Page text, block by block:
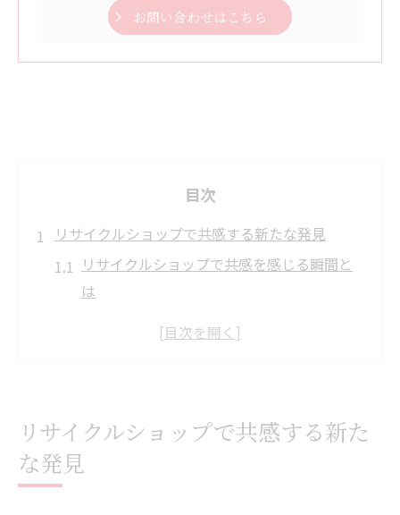
お問い合わせはこちら
目次
リサイクルショップで共感する新たな発見
リサイクルショップで共感を感じる瞬間と
は
リサイクルショップの発見が生活を変える
探る
リサイクルショップで共感が生まれる理由
リサイクルショップで共感する新た
な発見